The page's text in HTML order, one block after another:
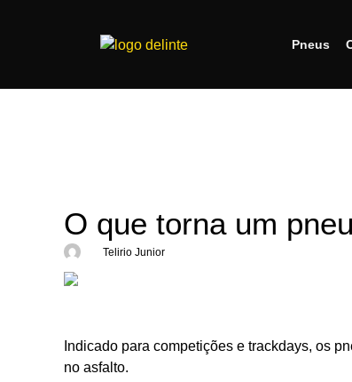
Pneus
O que torna um
Telirio Junior
Indicado para competições e trackdays, os
no asfalto.